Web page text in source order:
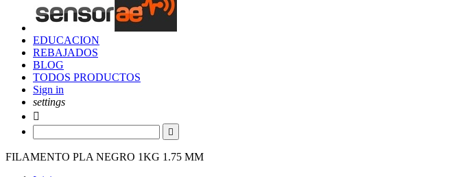
EDUCACION
REBAJADOS
BLOG
TODOS PRODUCTOS
Sign in
settings


FILAMENTO PLA NEGRO 1KG 1.75 MM